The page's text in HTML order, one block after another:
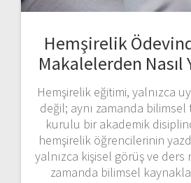
Hemşirelik
Makalelerden Nasıl
Hemşirelik eğitimi, yalnızca
değil; aynı zamanda
kurulu bir akademik
hemşirelik öğrencilerinin
yalnızca kişisel görüş ve ders
zamanda bilimsel